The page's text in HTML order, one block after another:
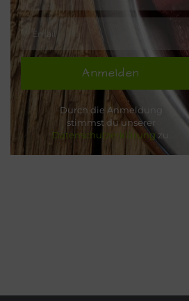
Anmelden
Durch die Anmeldung
stimmst du unserer
Datenschutzerklärungzu.